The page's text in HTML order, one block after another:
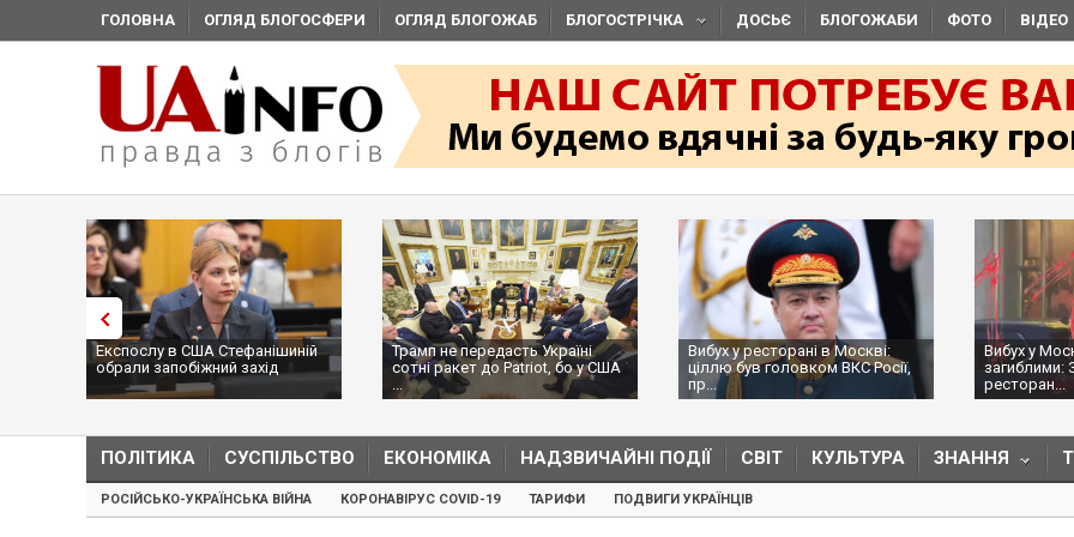
ГОЛОВНА ОГЛЯД БЛОГОСФЕРИ ОГЛЯД БЛОГОЖАБ БЛОГОСТРІЧКА ДОСЬЄ БЛОГОЖАБИ ФОТО ВІДЕО
Експослу в США Стефанішиній
обрали запобіжний захід
Трамп не передасть Україні
сотні ракет до Patriot, бо у США
...
Вибух у ресторані в Москві:
ціллю був головком ВКС Росії,
пр...
Вибух у
загиблими:
ресторан...
ПОЛІТИКА СУСПІЛЬСТВО ЕКОНОМІКА НАДЗВИЧАЙНІ ПОДІЇ СВІТ КУЛЬТУРА ЗНАННЯ
РОСІЙСЬКО-УКРАЇНСЬКА ВІЙНА КОРОНАВІРУС COVID-19 ТАРИФИ ПОДВИГИ УКРАЇНЦІВ